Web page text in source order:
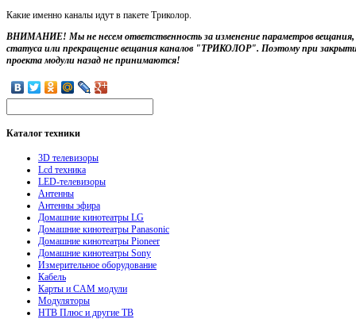
Какие именно каналы идут в пакете Триколор.
ВНИМАНИЕ! Мы не несем ответственность за изменение параметров вещания,
статуса или прекращение вещания каналов "ТРИКОЛОР". Поэтому при
проекта модули назад не принимаются!
Каталогтехники
3D телевизоры
Lcd техника
LED-телевизоры
Антенны
Антенны эфира
Домашние кинотеатры LG
Домашние кинотеатры Panasonic
Домашние кинотеатры Pioneer
Домашние кинотеатры Sony
Измерительное оборудование
Кабель
Карты и CAM модули
Модуляторы
НТВ Плюс и другие ТВ